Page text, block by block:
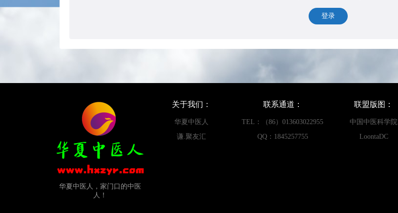
登录
华夏中医人，家门口的中医
人！
关于我们：
华夏中医人
谦.聚友汇
联系通道：
TEL：（86）013603022955
QQ：1845257755
联盟版图：
中国中医科学院
LoontaDC